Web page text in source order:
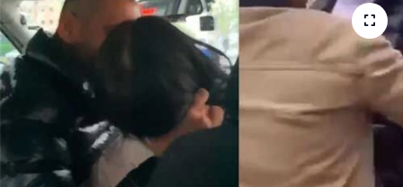
İskilip
Kargı
Mecitözü
Haber Arşivi